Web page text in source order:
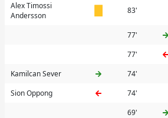
Alex Timossi
Andersson
83'
77'
77'
Kamilcan Sever
74'
Sion Oppong
74'
69'